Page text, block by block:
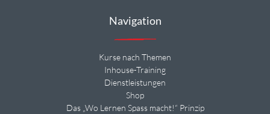
Navigation
Kurse nach Themen
Inhouse-Training
Dienstleistungen
Shop
Das „Wo Lernen Spass macht!“ Prinzip